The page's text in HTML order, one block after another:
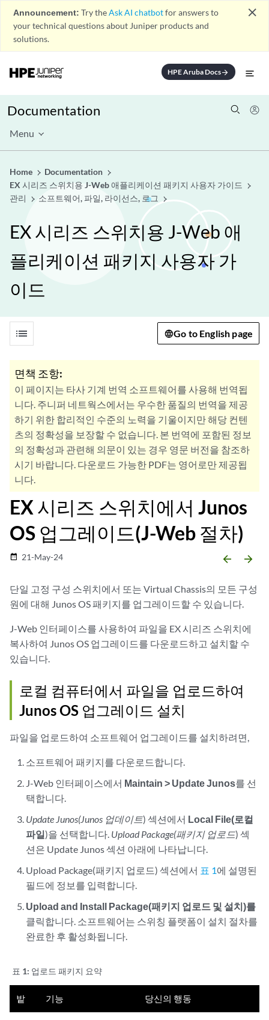
Announcement: Try theAsk AI chatbotfor answers to
your technical questions about Juniper products and
solutions.
close
HPE Aruba Docsarrow_forward
Documentation
Menu
Home
Documentation
EX 시리즈 스위치용 J-Web 애플리케이션 패키지 사용자 가이드
관리
소프트웨어, 파일, 라이선스, 로그
EX 시리즈 스위치용 J-Web 애
플리케이션 패키지 사용자 가
이드
list Go to English page
면책 조항:
이 페이지는 타사 기계 번역 소프트웨어를 사용해 번역됩
니다. 주니퍼 네트웍스에서는 우수한 품질의 번역을 제공
하기 위한 합리적인 수준의 노력을 기울이지만 해당 컨텐
츠의 정확성을 보장할 수 없습니다. 본 번역에 포함된 정보
의 정확성과 관련해 의문이 있는 경우 영문 버전을 참조하
시기 바랍니다. 다운로드 가능한 PDF는 영어로만 제공됩
니다.
EX 시리즈 스위치에서 Junos
OS 업그레이드(J-Web 절차)
date_range 21-May-24 arrow_backward arrow_forward
단일 고정 구성 스위치에서 또는 Virtual Chassis의 모든 구성
원에 대해 Junos OS 패키지를 업그레이드할 수 있습니다.
J-Web 인터페이스를 사용하여 파일을 EX 시리즈 스위치에
복사하여 Junos OS 업그레이드를 다운로드하고 설치할 수
있습니다.
로컬 컴퓨터에서 파일을 업로드하여
Junos OS 업그레이드 설치
파일을 업로드하여 소프트웨어 업그레이드를 설치하려면,
소프트웨어 패키지를 다운로드합니다.
J-Web 인터페이스에서 Maintain > Update Junos를 선
택합니다.
Update Junos(Junos 업데이트) 섹션에서 Local File(로컬
파일)을 선택합니다. Upload Package(패키지 업로드) 섹
션은 Update Junos 섹션 아래에 나타납니다.
Upload Package(패키지 업로드) 섹션에서 표 1에 설명된
필드에 정보를 입력합니다.
Upload and Install Package(패키지 업로드 및 설치)를
클릭합니다. 소프트웨어는 스위칭 플랫폼이 설치 절차를
완료한 후 활성화됩니다.
표 1: 업로드 패키지 요약
밭 기능 당신의 행동